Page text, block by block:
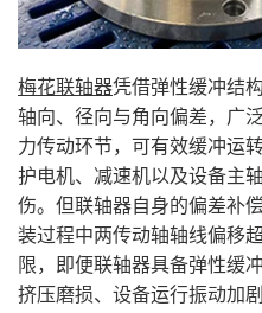
梅花联轴器凭借弹性缓冲结
轴向、径向与角向偏差，广
力传动环节，可有效缓冲运
护电机、减速机以及设备主
伤。但联轴器自身的偏差补
装过程中两传动轴轴线偏移
限，即便联轴器具备弹性缓
挤压磨损、设备运行振动加